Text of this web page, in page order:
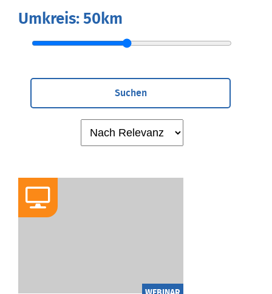
Umkreis: 50km
Suchen